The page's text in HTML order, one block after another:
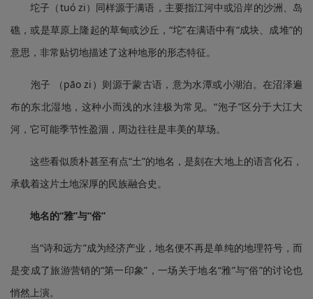
坨子（tuó zi）同样源于满语，主要指江河中或沿岸的沙洲、岛
礁，或是草原上隆起的草甸或沙丘，“坨”在满语中有“成块、成堆”的
意思，非常贴切地描述了这种地形的形态特征。
泡子 （pāo zi）则源于蒙古语，意为水潭或小湖泊。在沼泽遍
布的东北湿地，这种小而浅的水洼极为常见。“泡子”区分于大江大
河，它可能季节性盈涸，周边往往是丰美的草场。
这些看似质朴甚至有点“土”的地名，是刻在大地上的语言化石，
承载着这片土地深厚的民族融合史。
地名的“雅”与“俗”
当“诗和远方”成为经济产业，地名便不再是单纯的地理符号，而
是变成了旅游营销的“第一印象”，一场关于地名“雅”与“俗”的讨论也
悄然上演。